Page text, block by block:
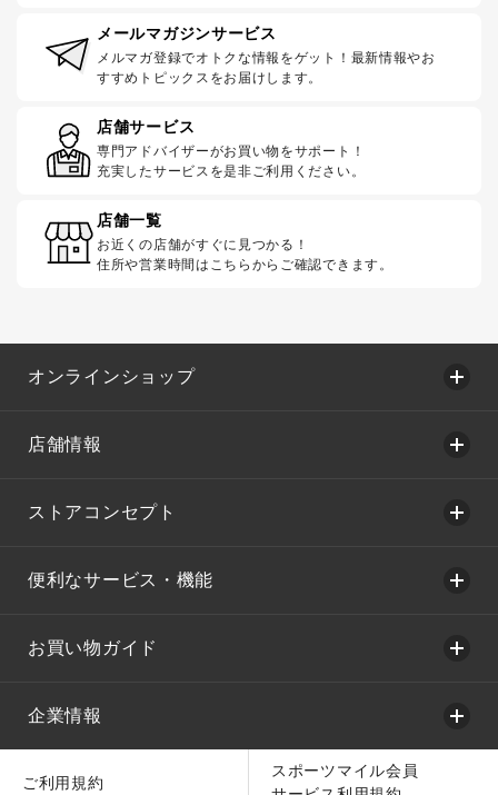
メールマガジンサービス
メルマガ登録でオトクな情報をゲット！最新情報やお
すすめトピックスをお届けします。
店舗サービス
専門アドバイザーがお買い物をサポート！
充実したサービスを是非ご利用ください。
店舗一覧
お近くの店舗がすぐに見つかる！
住所や営業時間はこちらからご確認できます。
オンラインショップ
店舗情報
ストアコンセプト
便利なサービス・機能
お買い物ガイド
企業情報
ご利用規約
スポーツマイル会員